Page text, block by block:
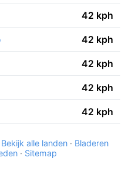
42 kph
42 kph
42 kph
42 kph
42 kph
Bekijk alle landen · Bladeren
· Sitemap